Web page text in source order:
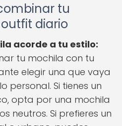
tu
diario
acorde a tu estilo:
tu mochila con tu
elegir una que vaya
personal. Si tienes un
opta por una mochila
neutros. Si prefieres un